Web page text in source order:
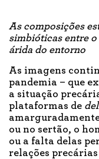
As composições
simbióticas entre o
árida do entorno
As imagens
pandemia – que
a situação
plataformas de
ou no sertão, o
ou a falta delas
relações